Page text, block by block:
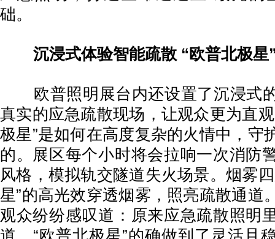
础。
沉浸式体验智能疏散 “欧普北极星
欧普照明展台内还设置了沉浸式
真实的应急疏散现场，让观众更为直
极星”是如何在高度复杂的火情中，守
的。展区每个小时将会拉响一次消防
风格，模拟轨交隧道失火场景。烟雾
星”的高光效穿透烟雾，照亮疏散通道
观众纷纷感叹道：原来应急疏散照明
道，“欧普北极星”的确做到了灵活且